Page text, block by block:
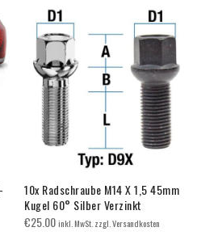
10x Radschraube M14 X 1,5 45mm
Kugel 60° Silber Verzinkt
€25.00inkl. MwSt. zzgl. Versandkosten